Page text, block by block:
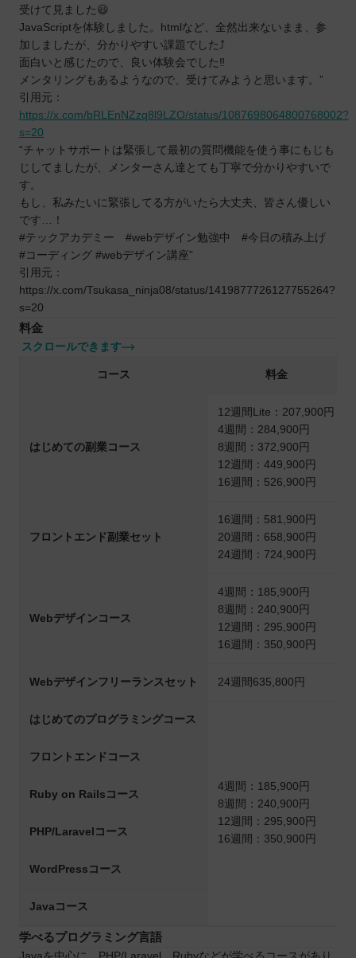
受けて見ました😃
JavaScriptを体験しました。htmlなど、全然出来ないまま、参
加しましたが、分かりやすい課題でした⤴️
面白いと感じたので、良い体験会でした‼️
メンタリングもあるようなので、受けてみようと思います。”
引用元：
https://x.com/bRLEnNZzq8l9LZO/status/1087698064800768002?
s=20
“チャットサポートは緊張して最初の質問機能を使う事にもじも
じしてましたが、メンターさん達とても丁寧で分かりやすいで
す。
もし、私みたいに緊張してる方がいたら大丈夫、皆さん優しい
です…！
#テックアカデミー #webデザイン勉強中 #今日の積み上げ
#コーディング #webデザイン講座”
引用元：
https://x.com/Tsukasa_ninja08/status/1419877726127755264?
s=20
料金
スクロールできます
コース 料金
はじめての副業コース
12週間Lite：207,900円
4週間：284,900円
8週間：372,900円
12週間：449,900円
16週間：526,900円
フロントエンド副業セット
16週間：581,900円
20週間：658,900円
24週間：724,900円
Webデザインコース
4週間：185,900円
8週間：240,900円
12週間：295,900円
16週間：350,900円
Webデザインフリーランスセット 24週間635,800円
はじめてのプログラミングコース
4週間：185,900円
8週間：240,900円
12週間：295,900円
16週間：350,900円
フロントエンドコース
Ruby on Railsコース
PHP/Laravelコース
WordPressコース
Javaコース
学べるプログラミング言語